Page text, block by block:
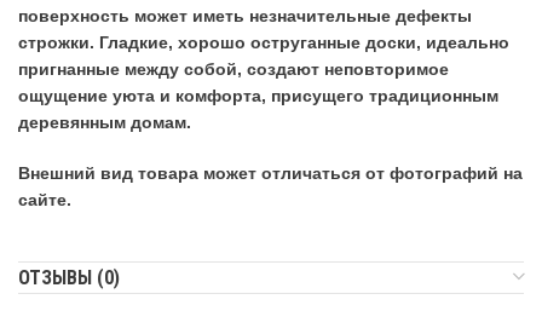
поверхность может иметь незначительные дефекты
строжки. Гладкие, хорошо оструганные доски, идеально
пригнанные между собой, создают неповторимое
ощущение уюта и комфорта, присущего традиционным
деревянным домам.
Внешний вид товара может отличаться от фотографий на
сайте.
ОТЗЫВЫ (0)